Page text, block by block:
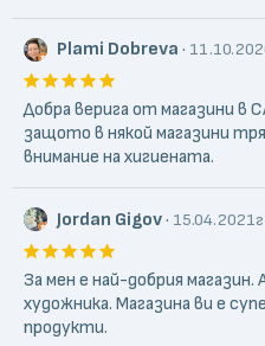
Plami Dobreva ·
Добра верига от магазини в
защото в някой магазини
внимание на хигиената.
Jordan Gigov· 15.04.2021г
За мен е най-добрия магазин.
художника. Магазина ви е
продукти.